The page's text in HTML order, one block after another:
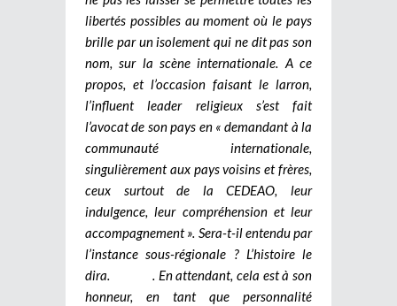
libertés possibles au moment où le pays
brille par un isolement qui ne dit pas son
nom, sur la scène internationale. A ce
propos, et l’occasion faisant le larron,
l’influent leader religieux s’est fait
l’avocat de son pays en « demandant à la
communauté internationale,
singulièrement aux pays voisins et frères,
ceux surtout de la CEDEAO, leur
indulgence, leur compréhension et leur
accompagnement ». Sera-t-il entendu par
l’instance sous-régionale ? L’histoire le
dira. . En attendant, cela est à son
honneur, en tant que personnalité